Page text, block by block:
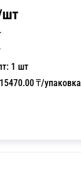
шт
1 шт
15470.00₸/упаковка